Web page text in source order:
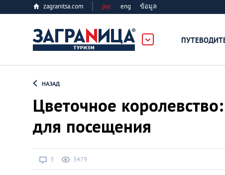
zagranitsa.com рус eng ข้อมูล
Алматы
НАЗАД
Цветочное
для посещения
3 3479